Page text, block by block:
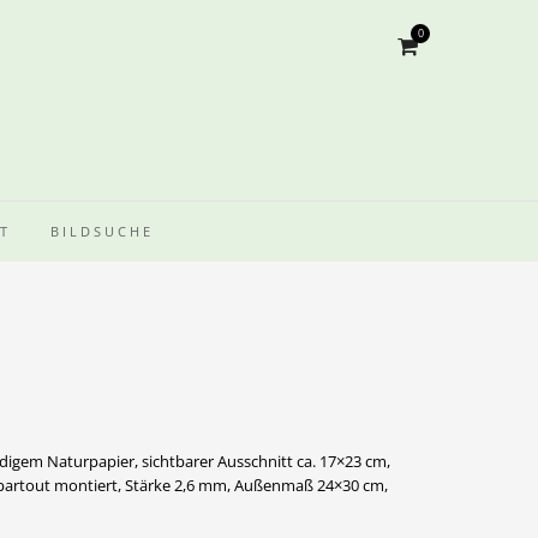
0
BILDSUCHE
Naturpapier, sichtbarer Ausschnitt ca. 17×23 cm,
montiert, Stärke 2,6 mm, Außenmaß 24×30 cm,